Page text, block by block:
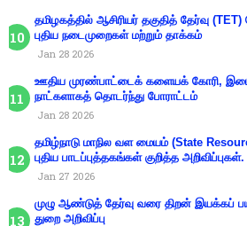
தமிழகத்தில் ஆசிரியர் தகுதித் தேர்வு
புதிய நடைமுறைகள் மற்றும் தாக்கம்
Jan 28 2026
ஊதிய முரண்பாட்டைக் களையக் கோரி,
நாட்களாகத் தொடர்ந்து போராட்டம்
Jan 28 2026
தமிழ்நாடு மாநில வள மையம் (State
புதிய பாடப்புத்தகங்கள் குறித்த அறிவிப்புகள்.
Jan 27 2026
முழு ஆண்டுத் தேர்வு வரை திறன் இயக்கப்
துறை அறிவிப்பு